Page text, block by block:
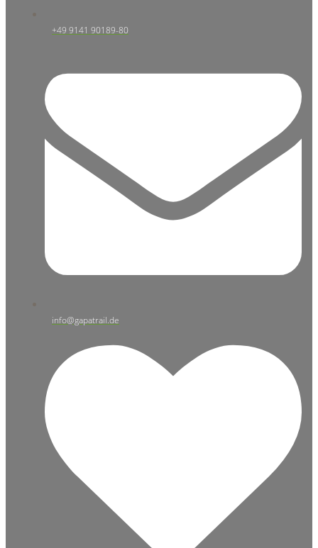
+49 9141 90189-80
info@gapatrail.de